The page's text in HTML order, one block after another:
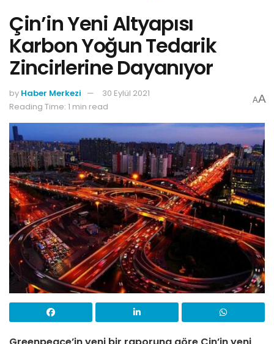
Çin’in Yeni Altyapısı
Karbon Yoğun Tedarik
Zincirlerine Dayanıyor
by Haber Merkezi
30 Eylül 2021
Reading Time: 1 min read
AA